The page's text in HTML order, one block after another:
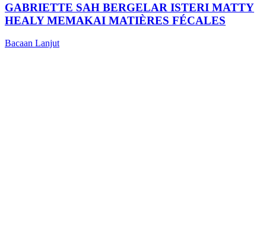
GABRIETTE SAH BERGELAR ISTERI MATTY
HEALY MEMAKAI MATIÈRES FÉCALES
Bacaan Lanjut